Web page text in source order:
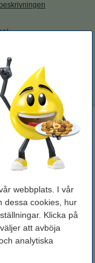
webbplats. I vår
dessa cookies, hur
Klicka på
att avböja
analytiska
x 32 cm (LxB)
gul